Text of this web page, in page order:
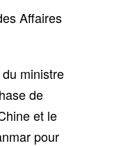
Affaires
ministre
de
et le
pour